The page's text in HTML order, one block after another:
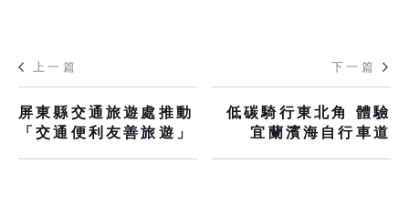
上一篇
屏東縣交通旅遊處推動
「交通便利友善旅遊」
下一篇
低碳騎行東北角 體驗
宜蘭濱海自行車道